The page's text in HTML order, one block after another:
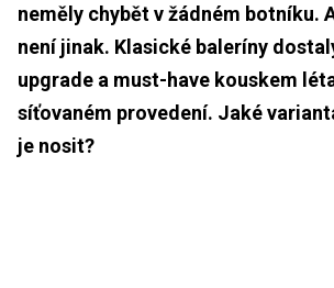
neměly chybět v žádném botníku.
není jinak. Klasické baleríny
upgrade a must-have kouskem
síťovaném provedení. Jaké
je nosit?